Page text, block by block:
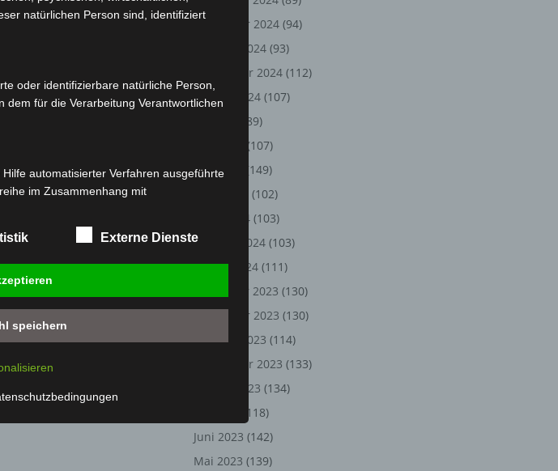
November 2024 (94)
Oktober 2024 (93)
September 2024 (112)
August 2024 (107)
(89)
(107)
Mai 2024
(149)
(102)
März 2024 (103)
Februar 2024 (103)
Januar 2024 (111)
Dezember 2023 (130)
November 2023 (130)
Oktober 2023 (114)
September 2023 (133)
August 2023 (134)
(118)
Juni 2023 (142)
Mai 2023 (139)
natürlichen Person sind, identifiziert
oder identifizierbare natürliche Person,
dem für die Verarbeitung Verantwortlichen
automatisierter Verfahren ausgeführte
im Zusammenhang mit
oder Veränderung, das Auslesen,
durch Übermittlung, Verbreitung
den Abgleich oder die Verknüpfung,
die Vernichtung.
Markierung gespeicherter
Verarbeitung personenbezogener
personenbezogenen Daten verwendet
die sich auf eine natürliche Person
Externe Dienste
speichern